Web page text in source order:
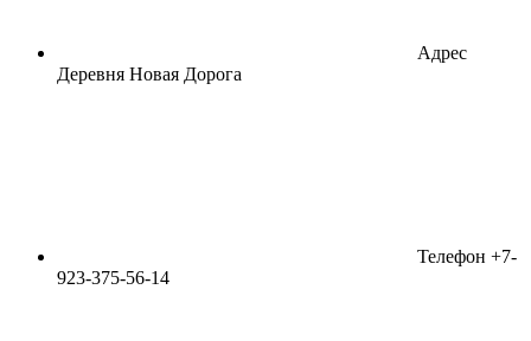
Адрес
Деревня Новая Дорога
Телефон +7-
923-375-56-14